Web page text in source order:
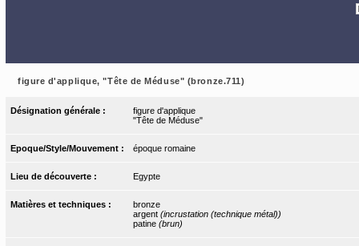
figure d'applique, "Tête de Méduse" (bronze.711)
Désignation générale :
figure d'applique
"Tête de Méduse"
Epoque/Style/Mouvement : époque romaine
Lieu de découverte : Egypte
Matières et techniques :
bronze
argent (incrustation (technique métal))
patine (brun)